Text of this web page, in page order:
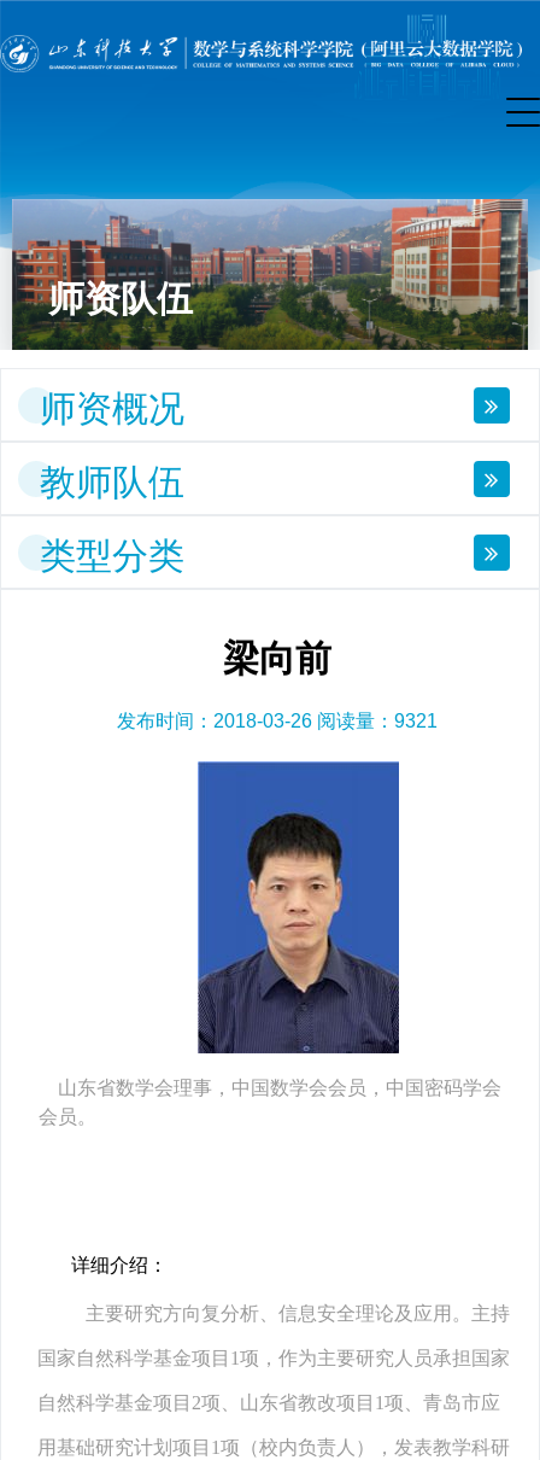
师资队伍
师资概况
教师队伍
类型分类
梁向前
发布时间：2018-03-26 阅读量： 9321
山东省数学会理事，中国数学会会员，中国密码学会
会员。
详细介绍：
主要研究方向复分析、信息安全理论及应用。主持
国家自然科学基金项目1项，作为主要研究人员承担国家
自然科学基金项目2项、山东省教改项目1项、青岛市应
用基础研究计划项目1项（校内负责人），发表教学科研